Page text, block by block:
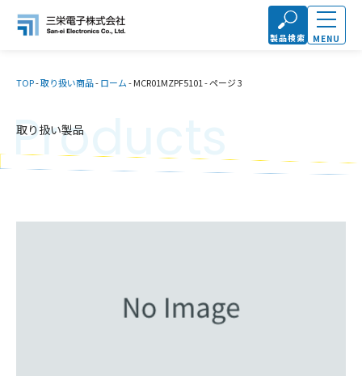
製品検索 MENU
TOP-取り扱い商品-ローム-MCR01MZPF5101 -ページ 3
取り扱い製品
Products